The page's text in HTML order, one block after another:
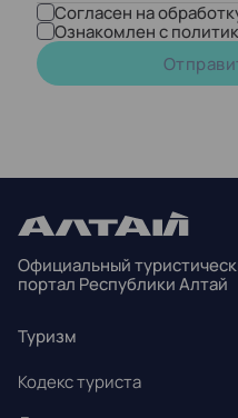
3 4
10 11 12
Согласен на
Ознакомлен с
Официальный
портал Республики Алтай
Туризм
Кодекс туриста